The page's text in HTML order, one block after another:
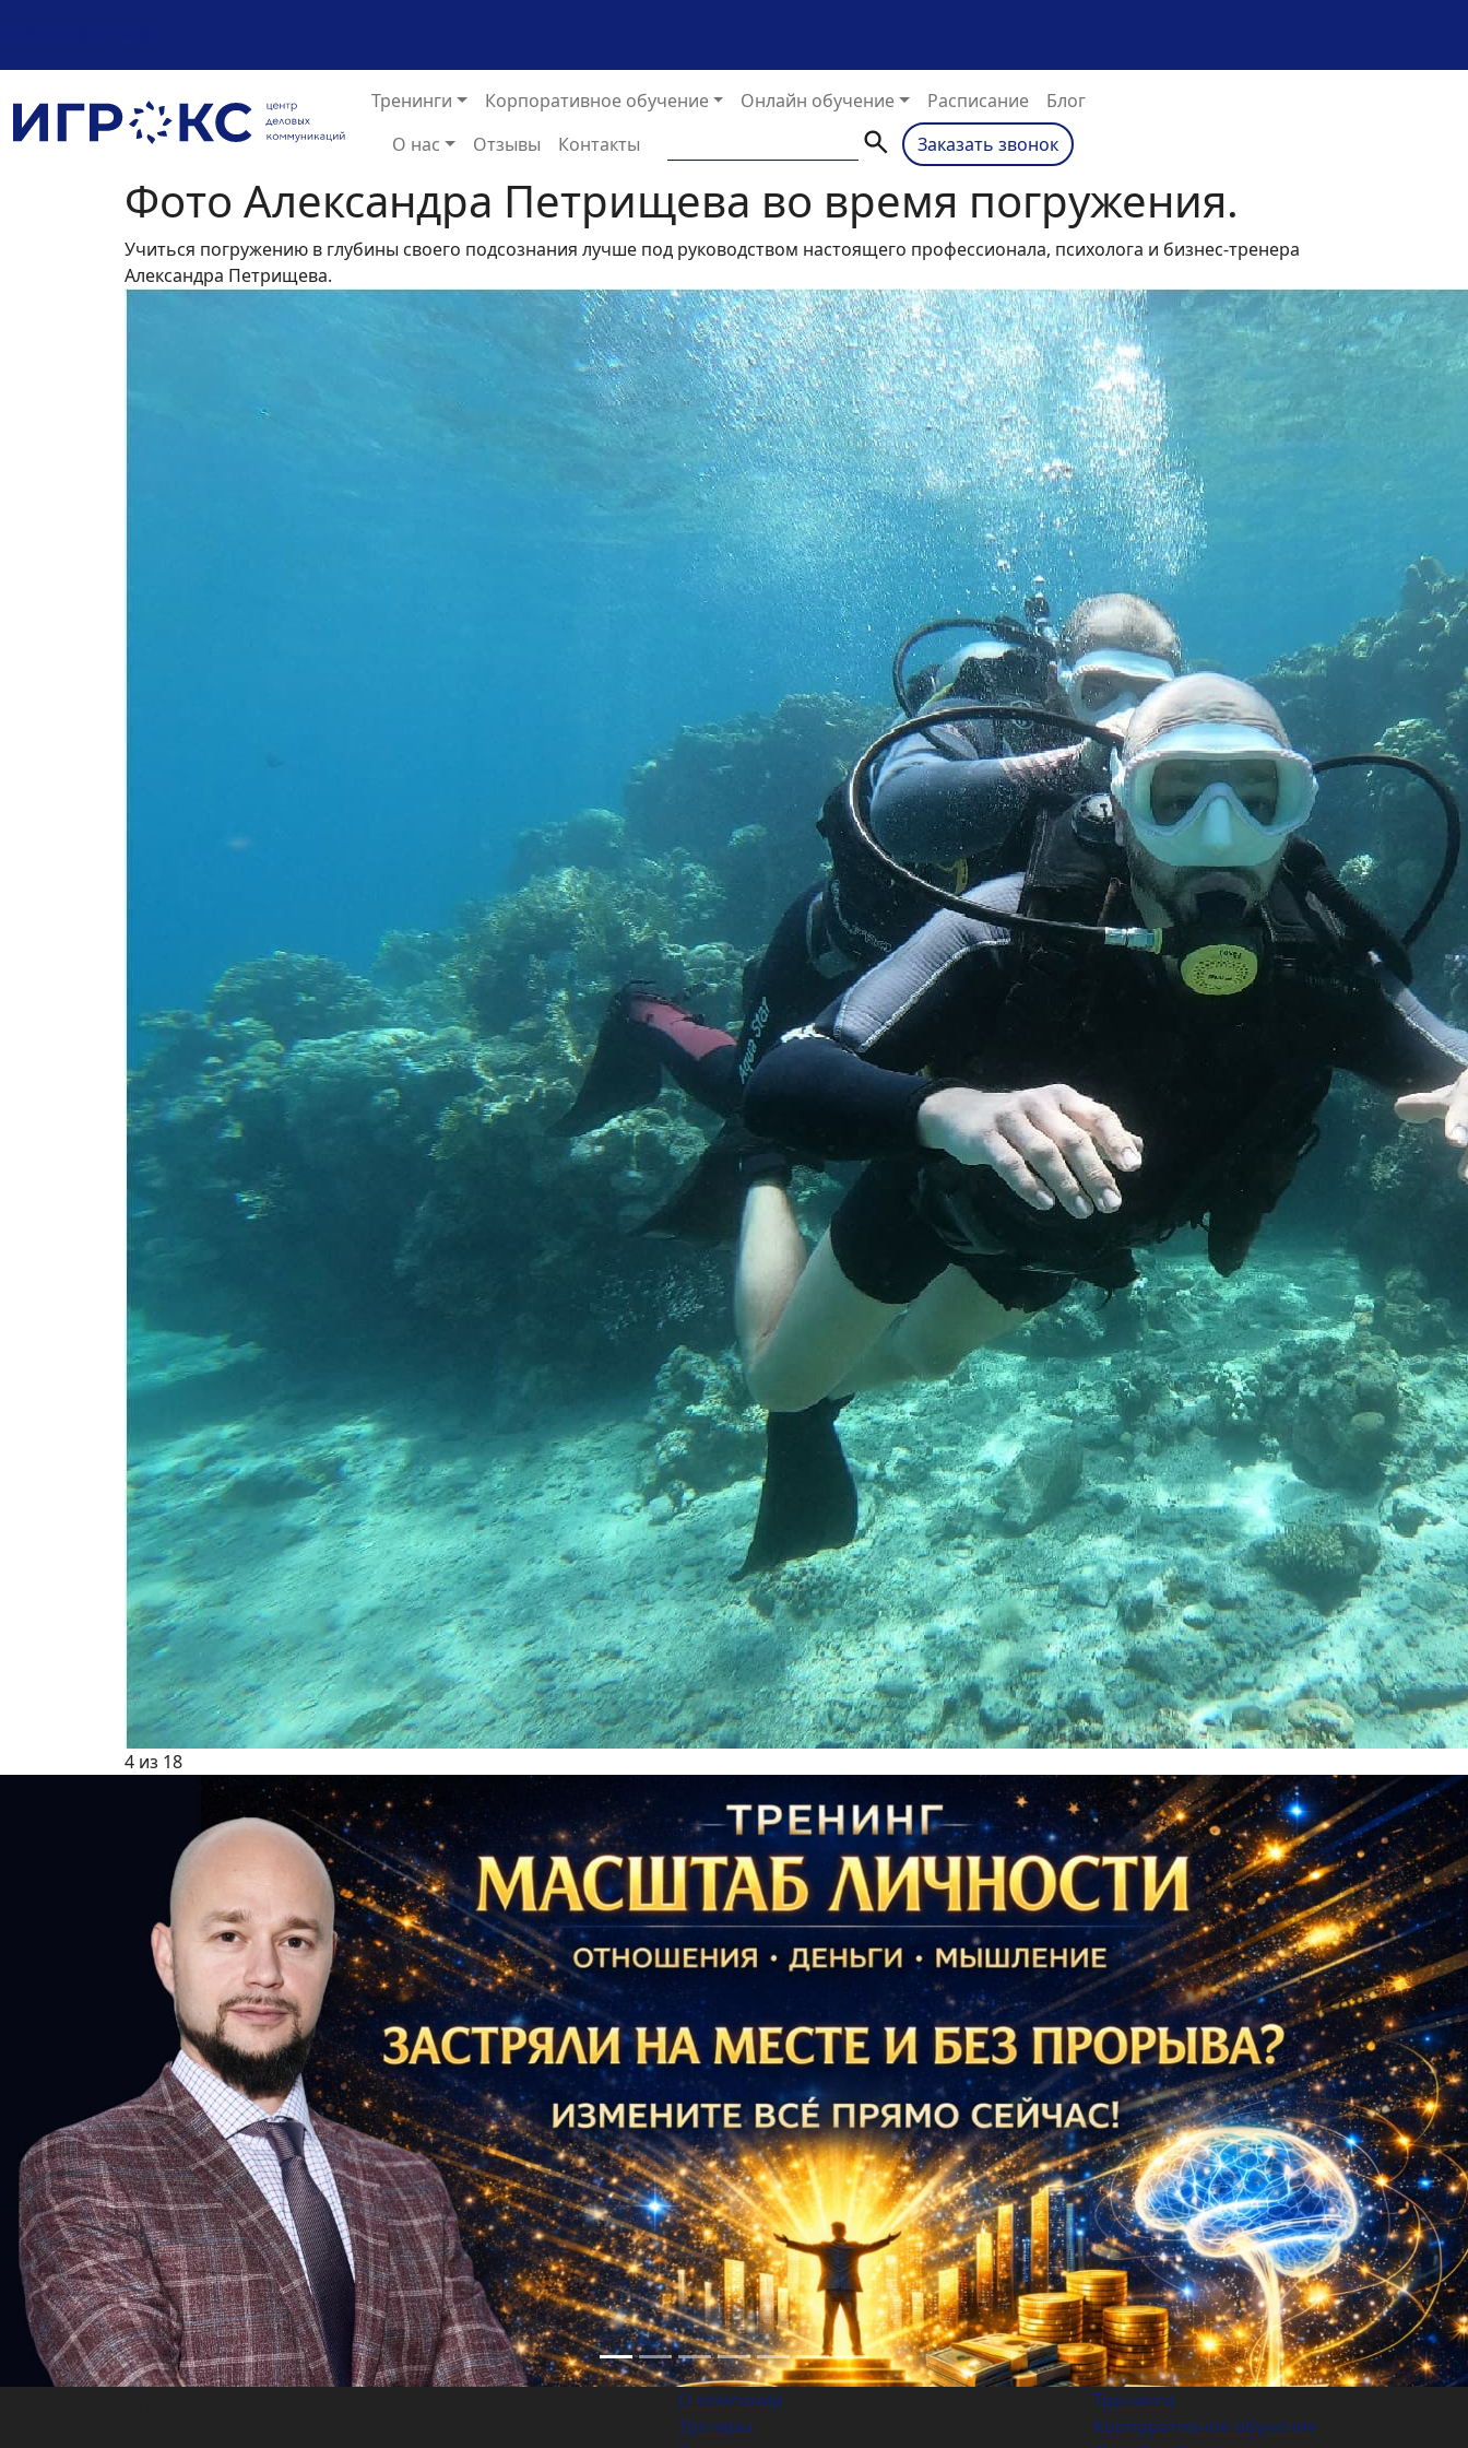
Тренинги Корпоративное обучение Онлайн обучение Расписание
Блог
О нас
Отзывы Контакты Заказать звонок
Фото Александра Петрищева во время погружения.
Учиться погружению в глубины своего подсознания лучше под руководством настоящего профессионала, психолога и бизнес-тренера
Александра Петрищева.
4 из 18
Previous Next
О компании
Тренеры
Тренинги
Корпоративное обучение